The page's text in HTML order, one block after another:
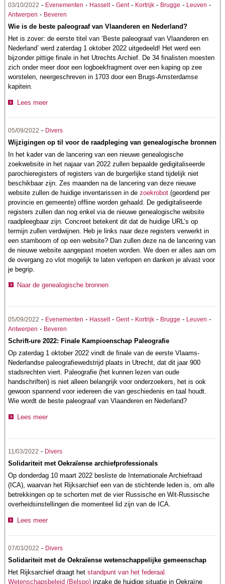
03/10/2022 - Evenementen - Hasselt-Gent- Kortrijk - Brugge - Leuven -
Antwerpen - Beveren
Wie is de beste paleograaf van Vlaanderen en Nederland?
Het is zover: de eerste titel van ‘Beste paleograaf van Vlaanderen en
Nederland’ werd zaterdag 1 oktober 2022 uitgedeeld! Het werd een
bijzonder pittige finale in het Utrechts Archief. De 34 finalisten moesten
zich onder meer door een logboekfragment over een kaping op zee
worstelen, neergeschreven in 1703 door een Brugs-Amsterdamse
kapitein.
Lees meer
05/09/2022 - Divers
Wijzigingen op til voor de raadpleging van genealogische bronnen
In het kader van de lancering van een nieuwe genealogische
zoekwebsite in het najaar van 2022 zullen bepaalde gedigitaliseerde
parochieregisters of registers van de burgerlijke stand tijdelijk niet
beschikbaar zijn. Zes maanden na de lancering van deze nieuwe
website zullen de huidige inventarissen in dezoekrobot (geordend per
provincie en gemeente) offline worden gehaald. De gedigitaliseerde
registers zullen dan nog enkel via de nieuwe genealogische website
raadpleegbaar zijn. Concreet betekent dit dat de huidige URL’s op
termijn zullen verdwijnen. Heb je links naar deze registers verwerkt in
een stamboom of op een website? Dan zullen deze na de lancering van
de nieuwe website aangepast moeten worden. We doen er alles aan om
de overgang zo vlot mogelijk te laten verlopen en danken je alvast voor
je begrip.
Naar de genealogische bronnen
05/09/2022 - Evenementen - Hasselt-Gent- Kortrijk - Brugge - Leuven -
Antwerpen - Beveren
Schrift-ure 2022: Finale Kampioenschap Paleografie
Op zaterdag 1 oktober 2022 vindt de finale van de eerste Vlaams-
Nederlandse paleografiewedstrijd plaats in Utrecht, dat dit jaar 900
stadsrechten viert. Paleografie (het kunnen lezen van oude
handschriften) is niet alleen belangrijk voor onderzoekers, het is ook
gewoon spannend voor iedereen die van geschiedenis en taal houdt.
Wie wordt de beste paleograaf van Vlaanderen en Nederland?
Lees meer
11/03/2022 - Divers
Solidariteit met Oekraïense archiefprofessionals
Op donderdag 10 maart 2022 besliste de Internationale Archiefraad
(ICA), waarvan het Rijksarchief een van de stichtende leden is, om alle
betrekkingen op te schorten met de vier Russische en Wit-Russische
overheidsinstellingen die momenteel lid zijn van de ICA.
Lees meer
07/03/2022 - Divers
Solidariteit met de Oekraïense wetenschappelijke gemeenschap
Het Rijksarchief draagt hetstandpunt van het federaal
Wetenschapsbeleid (Belspo) inzake de huidige situatie in Oekraïne